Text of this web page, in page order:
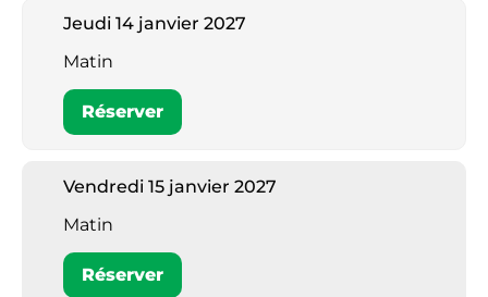
Jeudi 14 janvier 2027
Matin
Réserver
Vendredi 15 janvier 2027
Matin
Réserver